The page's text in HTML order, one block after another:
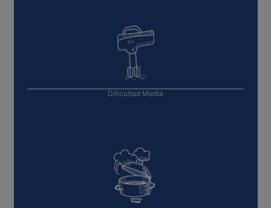
Dificultad Media